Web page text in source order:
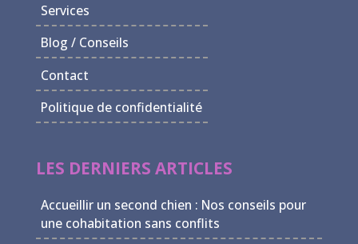
Services
Blog / Conseils
Contact
Politique de confidentialité
LES DERNIERS ARTICLES
Accueillir un second chien : Nos conseils pour
une cohabitation sans conflits